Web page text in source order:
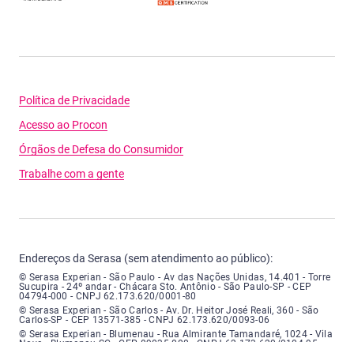
Política de Privacidade
Acesso ao Procon
Órgãos de Defesa do Consumidor
Trabalhe com a gente
Endereços da Serasa (sem atendimento ao público):
Serasa Experian - São Paulo - Endereço: Avenida das Nações Unidas,
© Serasa Experian - São Paulo - Av das Nações Unidas, 14.401 - Torre
Sucupira - 24º andar - Chácara Sto. Antônio - São Paulo-SP - CEP
04794-000 - CNPJ 62.173.620/0001-80
Serasa Experian - São Carlos - Endereço: Avenida Doutor Heitor José
© Serasa Experian - São Carlos - Av. Dr. Heitor José Reali, 360 - São
Carlos-SP - CEP 13571-385 - CNPJ 62.173.620/0093-06
Serasa Experian - Blumenau - Endereço: Rua Almirante Tamandaré,
© Serasa Experian - Blumenau - Rua Almirante Tamandaré, 1024 - Vila